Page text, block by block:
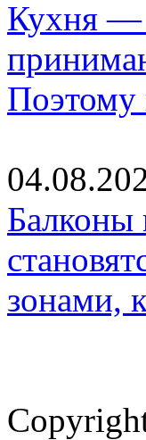
Кухня —
Поэтому
Балконы
зонами,